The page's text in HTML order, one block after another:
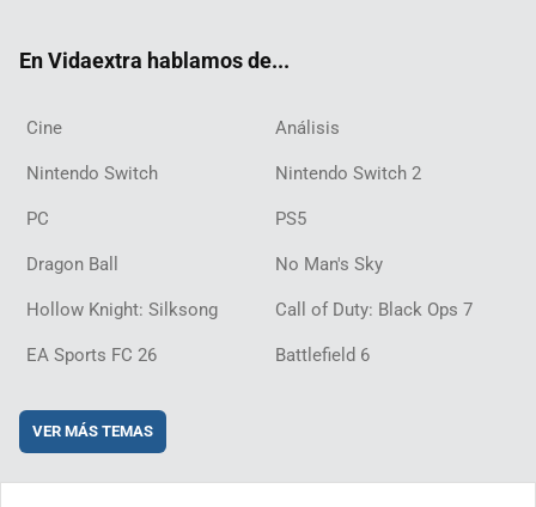
En Vidaextra hablamos de...
Cine Análisis
Nintendo Switch Nintendo Switch 2
PC PS5
Dragon Ball No Man's Sky
Hollow Knight: Silksong Call of Duty: Black Ops 7
EA Sports FC 26 Battlefield 6
VER MÁS TEMAS